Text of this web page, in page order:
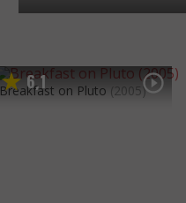
6,1
Breakfast on Pluto (2005)